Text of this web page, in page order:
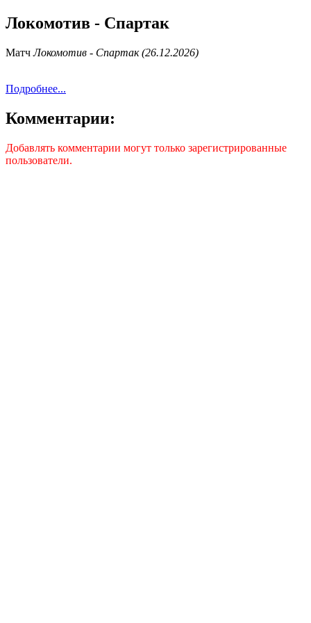
Локомотив - Спартак
МатчЛокомотив - Спартак (26.12.2026)
Подробнее...
Комментарии:
Добавлять комментарии могут только зарегистрированные
пользователи.